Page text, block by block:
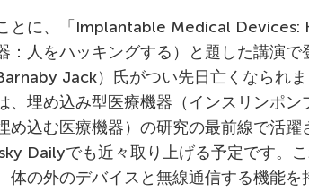
とに、「Implantable Medical Devices:
：人をハッキングする）と題した講演
Jack）氏がつい先日亡くなられ
、埋め込み型医療機器（インスリンポ
め込む医療機器）の研究の最前線で活
Dailyでも近々取り上げる予定です。
体の外のデバイスと無線通信する機能